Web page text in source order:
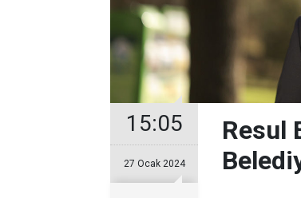
15:05
27 Ocak 2024
Resul